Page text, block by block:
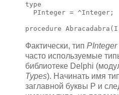
type
  PInteger = ^Integer;
procedure
Фактически, тип PInteger
часто используемые
библиотеке Delphi
Types). Начинать имя
заглавной буквы P и